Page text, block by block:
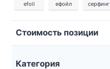
efoil ефойл серфинг
Стоимость позиции
Категория